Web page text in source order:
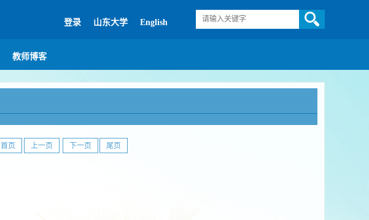
登录 山东大学 English
教师博客
首页 上一页 下一页 尾页